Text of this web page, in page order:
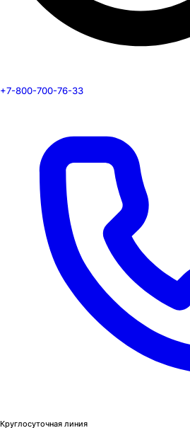
+7-800-700-76-33
Круглосуточная линия